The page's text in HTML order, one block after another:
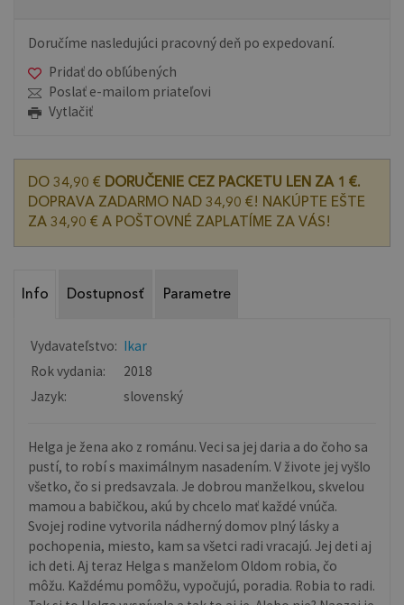
Doručíme nasledujúci pracovný deň po expedovaní.
Pridať do obľúbených
Poslať e-mailom priateľovi
Vytlačiť
DO 34,90 € DORUČENIE CEZ PACKETU LEN ZA 1 €.
DOPRAVA ZADARMO NAD 34,90 €! NAKÚPTE EŠTE
ZA 34,90 € A POŠTOVNÉ ZAPLATÍME ZA VÁS!
Info Dostupnosť Parametre
Vydavateľstvo: Ikar
Rok vydania:
2018
Jazyk:
slovenský
Helga je žena ako z románu. Veci sa jej daria a do čoho sa
pustí, to robí s maximálnym nasadením. V živote jej vyšlo
všetko, čo si predsavzala. Je dobrou manželkou, skvelou
mamou a babičkou, akú by chcelo mať každé vnúča.
Svojej rodine vytvorila nádherný domov plný lásky a
pochopenia, miesto, kam sa všetci radi vracajú. Jej deti aj
ich deti. Aj teraz Helga s manželom Oldom robia, čo
môžu. Každému pomôžu, vypočujú, poradia. Robia to radi.